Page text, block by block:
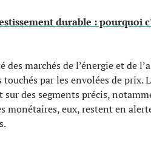
durable : pourquoi
des marchés de l’énergie et de
par les envolées de
sur des segments précis,
monétaires, eux, restent en